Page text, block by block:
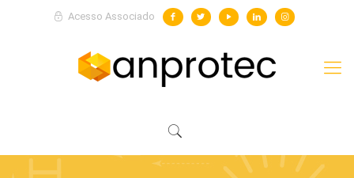
Acesso Associado